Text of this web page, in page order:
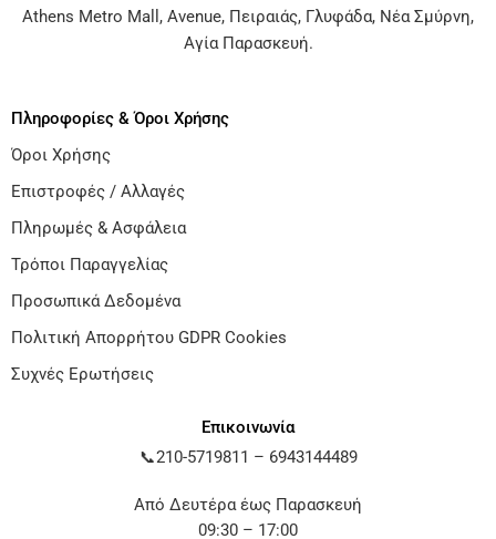
Athens Metro Mall , Avenue, Πειραιάς, Γλυφάδα, Νέα Σμύρνη,
Αγία Παρασκευή.
Πληροφορίες & Όροι Χρήσης
Όροι Χρήσης
Επιστροφές / Αλλαγές
Πληρωμές & Ασφάλεια
Τρόποι Παραγγελίας
Προσωπικά Δεδομένα
Πολιτική Απορρήτου GDPR Cookies
Συχνές Ερωτήσεις
Επικοινωνία
📞210-5719811 – 6943144489
Από Δευτέρα έως Παρασκευή
09:30 – 17:00